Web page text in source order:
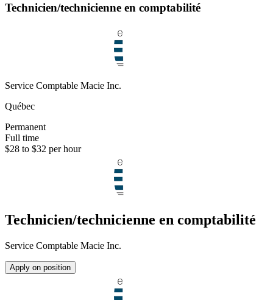
Technicien/technicienne en comptabilité
Service Comptable Macie Inc.
Québec
Permanent
Full time
$28 to $32 per hour
Technicien/technicienne en comptabilité
Service Comptable Macie Inc.
Apply on position